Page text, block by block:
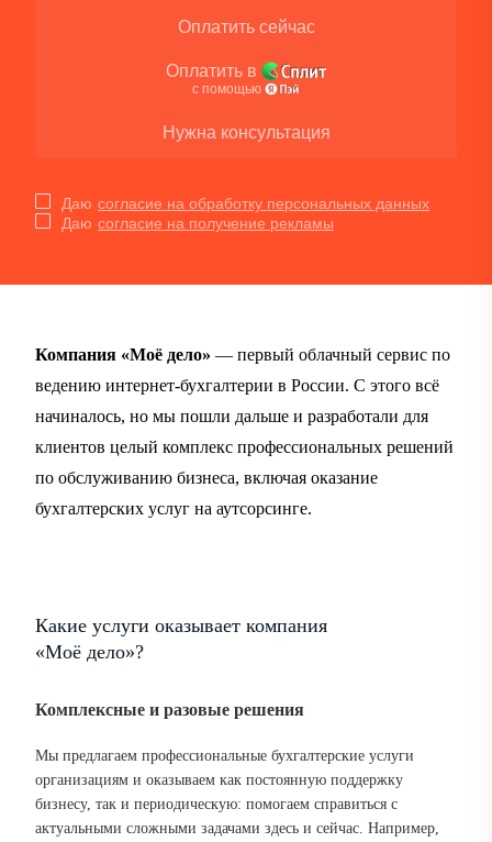
Оплатить сейчас
Оплатить в
с помощью
Нужна консультация
Даю согласие на обработку персональных данных
Даю согласие на получение рекламы
Компания «Моё дело» — первый облачный сервис по
ведению интернет-бухгалтерии в России. С этого всё
начиналось, но мы пошли дальше и разработали для
клиентов целый комплекс профессиональных решений
по обслуживанию бизнеса, включая оказание
бухгалтерских услуг на аутсорсинге.
Какие услуги оказывает компания
«Моё дело»?
Комплексные и разовые решения
Мы предлагаем профессиональные бухгалтерские услуги
организациям и оказываем как постоянную поддержку
бизнесу, так и периодическую: помогаем справиться с
актуальными сложными задачами здесь и сейчас. Например,